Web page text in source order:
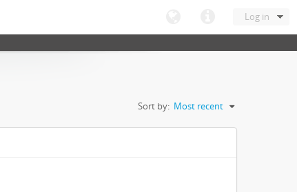
Log in
Sort by: Most recent